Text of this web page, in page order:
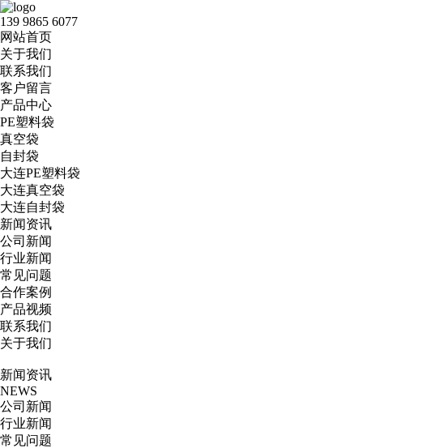
139 9865 6077
网站首页
关于我们
联系我们
客户留言
产品中心
PE塑料袋
真空袋
自封袋
大连PE塑料袋
大连真空袋
大连自封袋
新闻资讯
公司新闻
行业新闻
常见问题
合作案例
产品视频
联系我们
关于我们
新闻资讯
NEWS
公司新闻
行业新闻
常见问题